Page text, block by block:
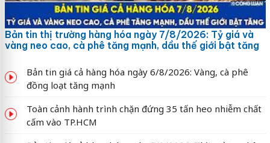
Bản tin thị trường hàng hóa ngày 7/8/2026: Tỷ giá và
vàng neo cao, cà phê tăng mạnh, dầu thế giới bật tăng
Bản tin giá cả hàng hóa ngày 6/8/2026: Vàng, cà phê
đồng loạt tăng mạnh
Toàn cảnh hành trình chặn đứng 35 tấn heo nhiễm chất
cấm vào TP.HCM